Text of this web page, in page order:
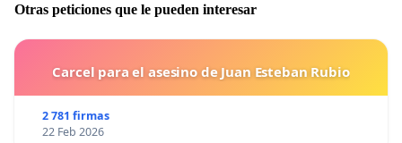
Otras peticiones que le pueden interesar
Carcel para el asesino de Juan Esteban Rubio
2 781 firmas
22 Feb 2026